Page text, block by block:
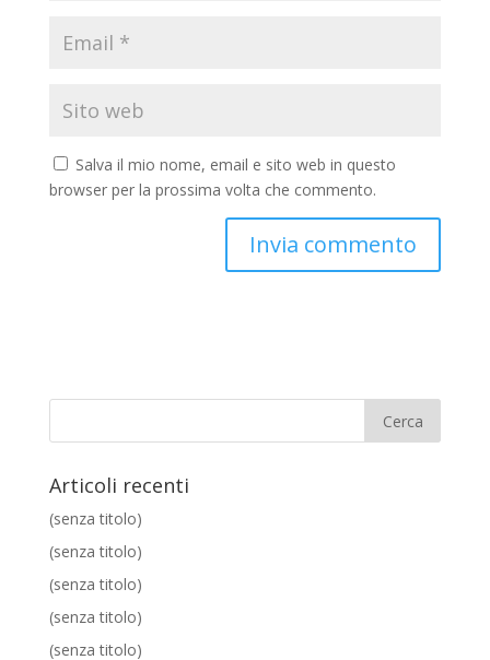
Salva il mio nome, email e sito web in questo
browser per la prossima volta che commento.
Articoli recenti
(senza titolo)
(senza titolo)
(senza titolo)
(senza titolo)
(senza titolo)